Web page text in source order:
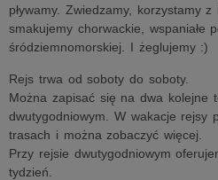
pływamy. Zwiedzamy, korzystamy
smakujemy chorwackie, wspaniałe
śródziemnomorskiej. I żeglujemy :)
Rejs trwa od soboty do soboty.
Można zapisać się na dwa kolejne
dwutygodniowym. W wakacje rejsy
trasach i można zobaczyć więcej.
Przy rejsie dwutygodniowym
tydzień.